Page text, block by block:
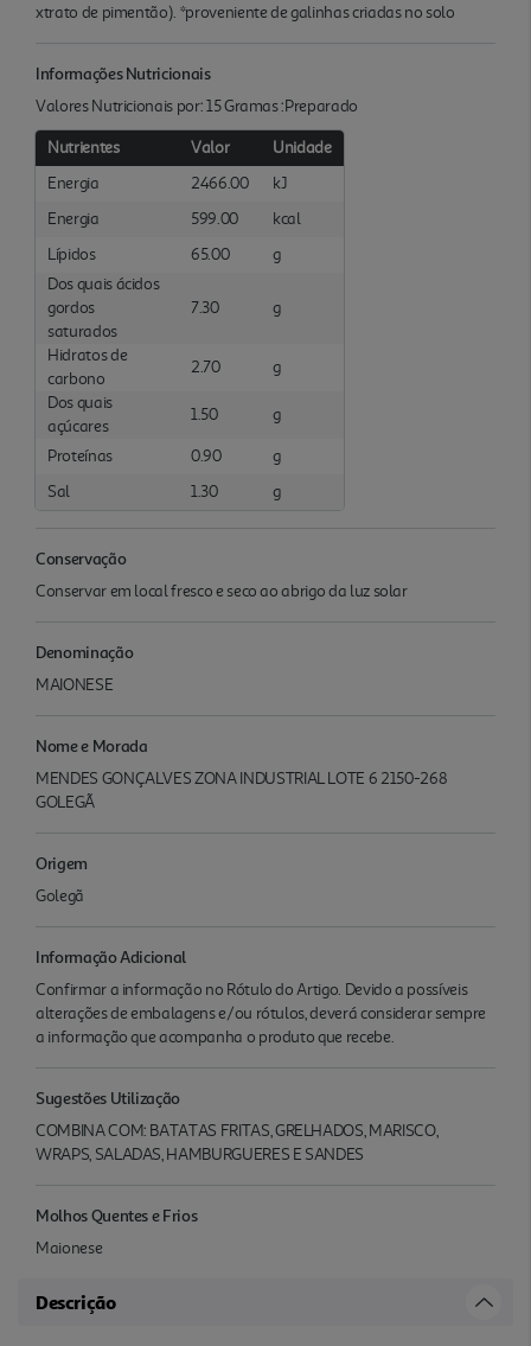
xtrato de pimentão). *proveniente de galinhas criadas no solo
Informações Nutricionais
Valores Nutricionais por: 15 Gramas :Preparado
Nutrientes Valor
Unidade
Energia
2466.00
kJ
Energia
599.00
kcal
Lípidos
65.00
g
Dos quais ácidos
gordos
saturados
7.30 g
Hidratos de
carbono
2.70
g
Dos quais
açúcares
1.50 g
Proteínas 0.90
g
Sal
1.30 g
Conservação
Conservar em local fresco e seco ao abrigo da luz solar
Denominação
MAIONESE
Nome e Morada
MENDES GONÇALVES ZONA INDUSTRIAL LOTE 6 2150-268
GOLEGÃ
Origem
Golegã
Informação Adicional
Confirmar a informação no Rótulo do Artigo. Devido a possíveis
alterações de embalagens e/ou rótulos, deverá considerar sempre
a informação que acompanha o produto que recebe.
Sugestões Utilização
COMBINA COM: BATATAS FRITAS, GRELHADOS, MARISCO,
WRAPS, SALADAS, HAMBURGUERES E SANDES
Molhos Quentes e Frios
Maionese
Descrição